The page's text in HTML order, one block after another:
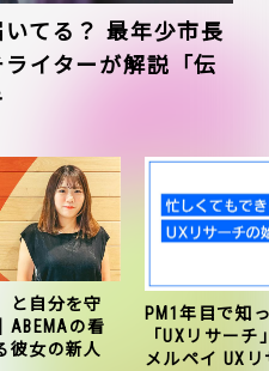
てる？ 最年少市長
イターが解説「伝
と自分を守
ABEMAの看
彼女の新人
PM1年目で知
「UXリサー
メルペイ UX